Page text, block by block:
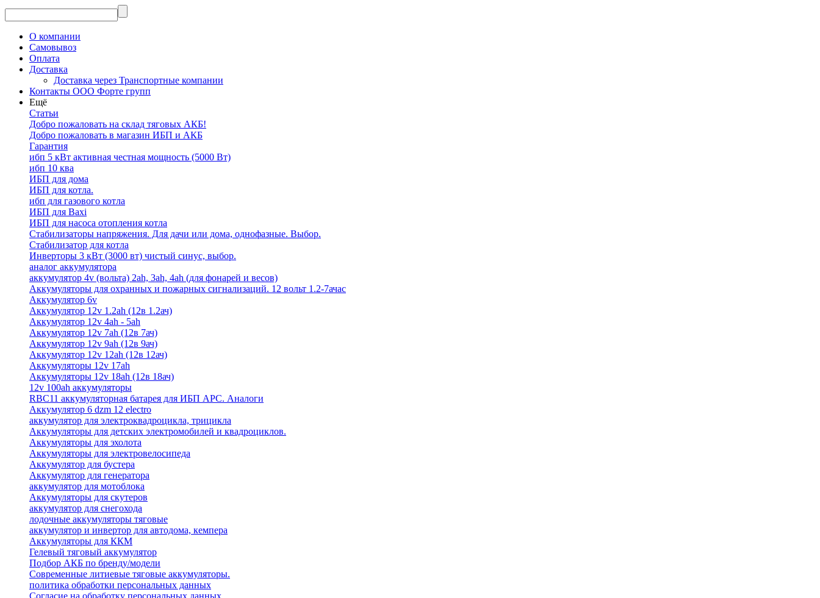
О компании
Самовывоз
Оплата
Доставка
Доставка через Транспортные компании
Контакты ООО Форте групп
Ещё
Статьи
Добро пожаловать на склад тяговых АКБ!
Добро пожаловать в магазин ИБП и АКБ
Гарантия
ибп 5 кВт активная честная мощность (5000 Вт)
ибп 10 ква
ИБП для дома
ИБП для котла.
ибп для газового котла
ИБП для Baxi
ИБП для насоса отопления котла
Стабилизаторы напряжения. Для дачи или дома, однофазные. Выбор.
Стабилизатор для котла
Инверторы 3 кВт (3000 вт) чистый синус, выбор.
аналог аккумулятора
аккумулятор 4v (вольта) 2ah, 3ah, 4ah (для фонарей и весов)
Аккумуляторы для охранных и пожарных сигнализаций. 12 вольт 1.2-7ачас
Аккумулятор 6v
Аккумулятор 12v 1.2ah (12в 1.2ач)
Аккумулятор 12v 4ah - 5ah
Аккумулятор 12v 7ah (12в 7ач)
Аккумулятор 12v 9ah (12в 9ач)
Аккумулятор 12v 12ah (12в 12ач)
Аккумуляторы 12v 17ah
Аккумуляторы 12v 18ah (12в 18ач)
12v 100ah аккумуляторы
RBC11 аккумуляторная батарея для ИБП APC. Аналоги
Аккумулятор 6 dzm 12 electro
аккумулятор для электроквадроцикла, трицикла
Аккумуляторы для детских электромобилей и квадроциклов.
Аккумуляторы для эхолота
Аккумуляторы для электровелосипеда
Аккумулятор для бустера
Аккумулятор для генератора
аккумулятор для мотоблока
Аккумуляторы для скутеров
аккумулятор для снегохода
лодочные аккумуляторы тяговые
аккумулятор и инвертор для автодома, кемпера
Аккумуляторы для ККМ
Гелевый тяговый аккумулятор
Подбор АКБ по бренду/модели
Современные литиевые тяговые аккумуляторы.
политика обработки персональных данных
Согласие на обработку персональных данных